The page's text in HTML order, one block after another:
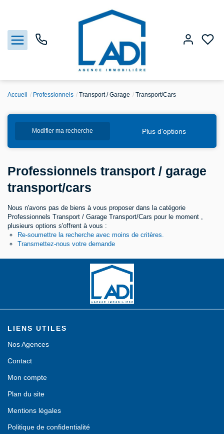
Vendre
Estimation
Agences
Gestion
Contact
Accueil Professionnels Transport / Garage Transport/Cars
Modifier ma recherche Plus d'options
Professionnels transport / garage
transport/cars
Nous n'avons pas de biens à vous proposer dans la catégorie
Professionnels Transport / Garage Transport/Cars pour le moment ,
plusieurs options s'offrent à vous :
Re-soumettre la recherche avec moins de critères.
Transmettez-nous votre demande
LIENS UTILES
Nos Agences
Contact
Mon compte
Plan du site
Mentions légales
Politique de confidentialité